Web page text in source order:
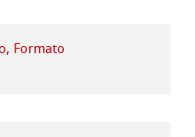
Formato